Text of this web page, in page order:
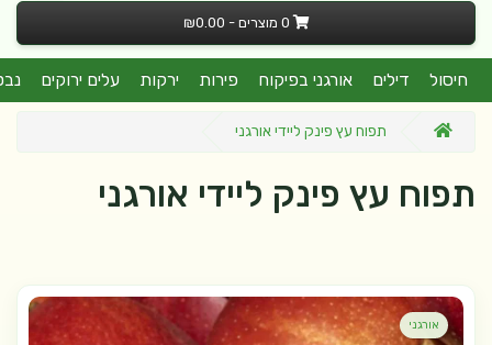
חיפוש
0 מוצרים - ₪0.00
חיסול דילים אורגני בפיקוח פירות ירקות עלים ירוקים
תפוח עץ פינק ליידי אורגני
תפוח עץ פינק ליידי אורגני
אורגני